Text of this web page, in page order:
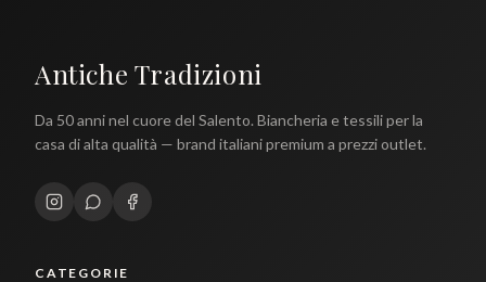
Antiche Tradizioni
Da 50 anni nel cuore del Salento. Biancheria e tessili per la
casa di alta qualità — brand italiani premium a prezzi outlet.
CATEGORIE